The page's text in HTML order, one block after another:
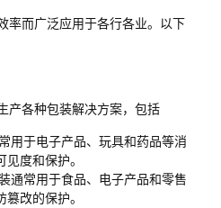
率而广泛应用于各行各业。以下
产各种包装解决方案，包括
用于电子产品、玩具和药品等消
度和保护。
通常用于食品、电子产品和零售
改的保护。